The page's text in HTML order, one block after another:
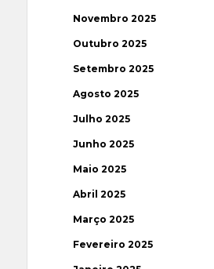
Novembro 2025
Outubro 2025
Setembro 2025
Agosto 2025
Julho 2025
Junho 2025
Maio 2025
Abril 2025
Março 2025
Fevereiro 2025